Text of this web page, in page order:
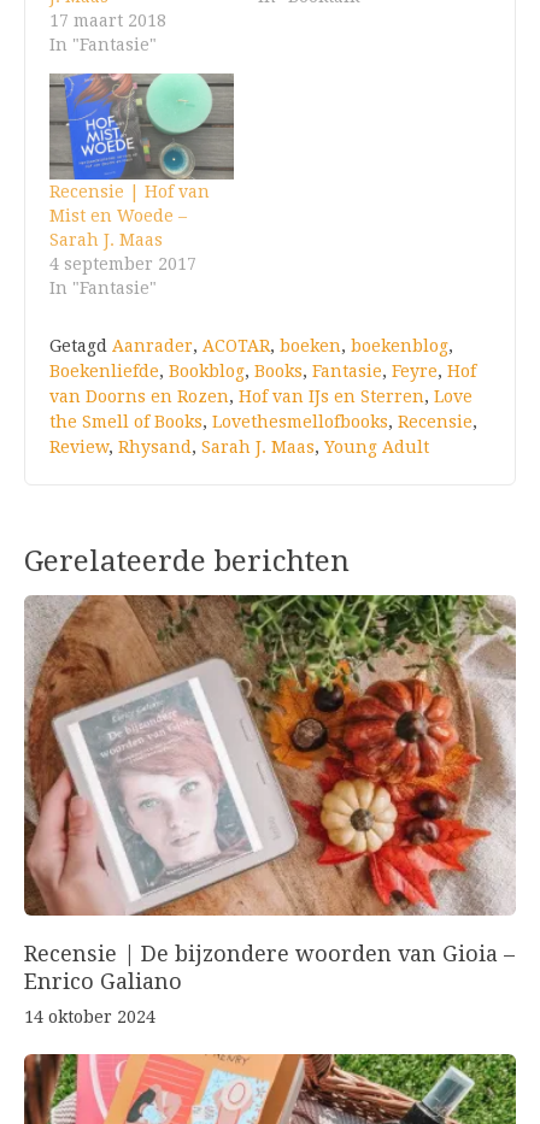
17 maart 2018
In "Fantasie"
Recensie | Hof van
Mist en Woede –
Sarah J. Maas
4 september 2017
In "Fantasie"
Getagd Aanrader, ACOTAR, boeken, boekenblog,
Boekenliefde, Bookblog, Books, Fantasie, Feyre, Hof
van Doorns en Rozen, Hof van IJs en Sterren, Love
the Smell of Books, Lovethesmellofbooks, Recensie,
Review, Rhysand, Sarah J. Maas, Young Adult
Gerelateerde berichten
Recensie | De bijzondere woorden van Gioia –
Enrico Galiano
14 oktober 2024